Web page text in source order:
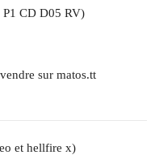
CD D05 RV)
sur matos.tt
et hellfire x)